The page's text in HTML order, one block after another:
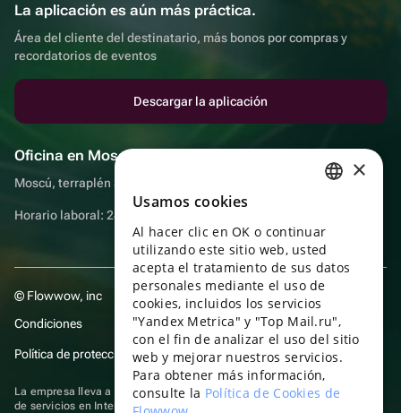
La aplicación es aún más práctica.
Área del cliente del destinatario, más bonos por compras y
recordatorios de eventos
Descargar la aplicación
Oficina en Moscú
Moscú, terraplén Sadovnicheskaya, 9, sala 2/3
Horario laboral: 24 horas
© Flowwow, inc
Condiciones
Política de protección y privacidad de datos
La empresa lleva a cabo su actividad en el ámbito de las TI: prestación
de servicios en Internet para la publicación de ofertas (anuncios) de
ENGLISH
UKRAINIAN
PORTUGUESE
SPANISH
HUNGARIAN
ITALIAN
×
Usamos cookies
Al hacer clic en OK o continuar
utilizando este sitio web, usted
acepta el tratamiento de sus datos
personales mediante el uso de
cookies, incluidos los servicios
"Yandex Metrica" y "Top Mail.ru",
con el fin de analizar el uso del sitio
web y mejorar nuestros servicios.
Para obtener más información,
consulte la Política de Cookies de